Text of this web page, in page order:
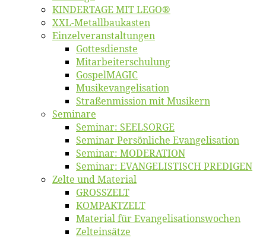
KINDERTAGE MIT LEGO®
XXL-Me­­tal­l­­bau­­kas­­ten
Einzelver­an­stal­tungen
Got­tes­diens­te
Mitarbeiter­schulung
Gos­pel­MA­GIC
Musikevan­ge­li­sa­tion
Straßenmis­sion mit Musikern
Se­mi­na­re
Se­mi­nar: SEELSORGE
Se­mi­nar Per­sön­li­che Evangelisation
Se­mi­nar: MODERATION
Se­mi­nar: EVANGELISTISCH PREDIGEN
Zel­te und Material
GROSSZELT
KOMPAKTZELT
Ma­te­ri­al für Evangelisationswochen
Zelt­ein­sät­ze